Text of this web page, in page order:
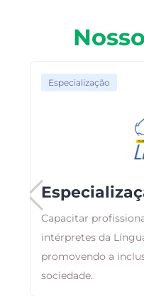
Especialização
Capacitar
intérpretes da
promovendo a
sociedade.